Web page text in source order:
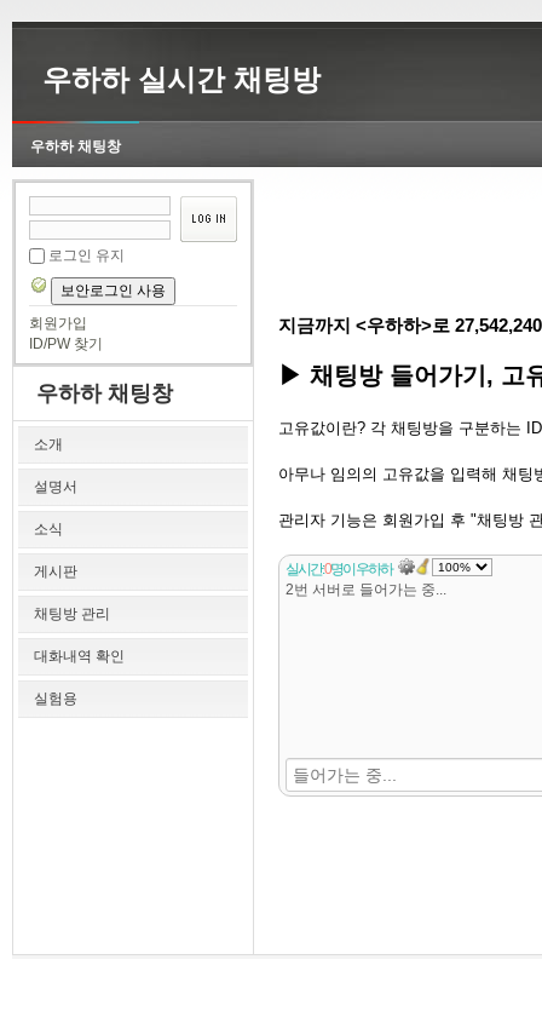
우하하 실시간 채팅방
우하하 채팅창
로그인 유지
보안로그인 사용
회원가입
ID/PW 찾기
우하하 채팅창
소개
설명서
소식
게시판
채팅방 관리
대화내역 확인
실험용
지금까지 <우하하>로 27,542,240
▶ 채팅방 들어가기, 고
고유값이란? 각 채팅방을 구분하는
아무나 임의의 고유값을 입력해 채
관리자 기능은 회원가입 후 "채팅방
실시간:0명이 우하하
2번 서버로 들어가는 중...